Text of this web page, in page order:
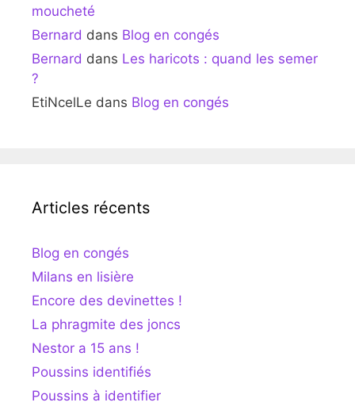
moucheté
Bernard dans Blog en congés
Bernard dans Les haricots : quand les semer
?
EtiNcelLe dans Blog en congés
Articles récents
Blog en congés
Milans en lisière
Encore des devinettes !
La phragmite des joncs
Nestor a 15 ans !
Poussins identifiés
Poussins à identifier